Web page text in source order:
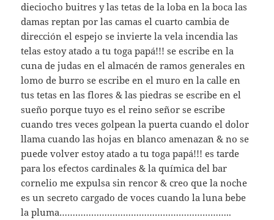
dieciocho buitres y las tetas de la loba en la boca las
damas reptan por las camas el cuarto cambia de
dirección el espejo se invierte la vela incendia las
telas estoy atado a tu toga papá!!! se escribe en la
cuna de judas en el almacén de ramos generales en
lomo de burro se escribe en el muro en la calle en
tus tetas en las flores & las piedras se escribe en el
sueño porque tuyo es el reino señor se escribe
cuando tres veces golpean la puerta cuando el dolor
llama cuando las hojas en blanco amenazan & no se
puede volver estoy atado a tu toga papá!!! es tarde
para los efectos cardinales & la química del bar
cornelio me expulsa sin rencor & creo que la noche
es un secreto cargado de voces cuando la luna bebe
la pluma………………………………………………………..